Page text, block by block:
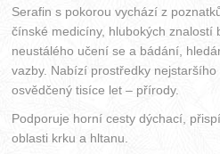
Serafin s pokorou vychází z
čínské medicíny, hlubokých znalostí
neustálého učení se a bádání,
vazby. Nabízí prostředky
osvědčený tisíce let – přírody.
Podporuje horní cesty dýchací,
oblasti krku a hltanu.